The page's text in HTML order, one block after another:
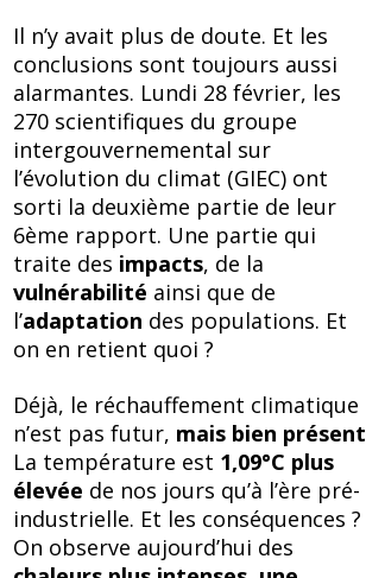
Il n’y avait plus de doute. Et les
conclusions sont toujours aussi
alarmantes. Lundi 28 février, les
270 scientifiques du groupe
intergouvernemental sur
l’évolution du climat (GIEC) ont
sorti la deuxième partie de leur
6ème rapport. Une partie qui
traite des impacts, de la
vulnérabilité ainsi que de
l’adaptation des populations. Et
on en retient quoi ?
Déjà, le réchauffement climatique
n’est pas futur, mais bien présent
La température est 1,09°C plus
élevée de nos jours qu’à l’ère pré-
industrielle. Et les conséquences ?
On observe aujourd’hui des